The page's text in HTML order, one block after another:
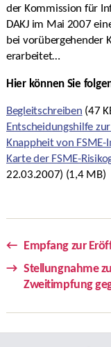
der Kommission für
DAKJ im Mai 2007
bei vorübergehender
erarbeitet…
Hier können Sie
Begleitschreiben (47
Entscheidungshilfe
Knappheit von
Karte der FSME-
22.03.2007) (1,4 MB)
← Empfang zur
→ Stellungnahme
Zweitimpfung